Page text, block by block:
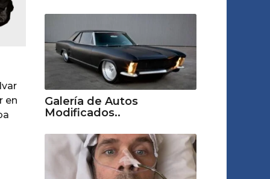
en
Galería de Autos
Modificados..